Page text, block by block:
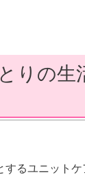
りの生
るユニットケ